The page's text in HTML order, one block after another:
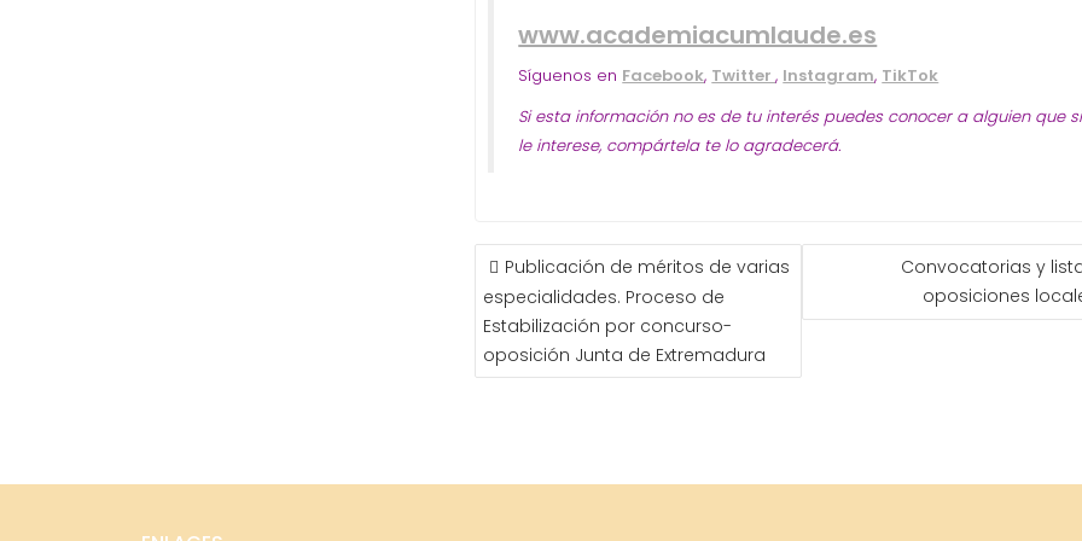
www.academiacumlaude.es
Síguenos en Facebook, Twitter, Instagram, TikTok
Si esta información no es de tu interés puedes conocer a alguien que si
le interese, compártela te lo agradecerá.
NAVEGACIÓN
DE
ENTRADAS
Publicación de méritos de varias
especialidades. Proceso de
Estabilización por concurso-
oposición Junta de Extremadura
Convocatorias y
oposiciones